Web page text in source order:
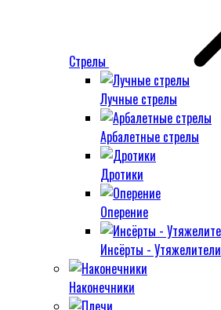
Стрелы
Лучные стрелы
Арбалетные стрелы
Дротики
Оперение
Инсёрты - Утяжелители
Наконечники